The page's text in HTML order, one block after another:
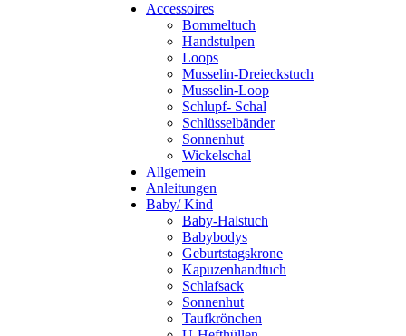
Accessoires
Bommeltuch
Handstulpen
Loops
Musselin-Dreieckstuch
Musselin-Loop
Schlupf- Schal
Schlüsselbänder
Sonnenhut
Wickelschal
Allgemein
Anleitungen
Baby/ Kind
Baby-Halstuch
Babybodys
Geburtstagskrone
Kapuzenhandtuch
Schlafsack
Sonnenhut
Taufkrönchen